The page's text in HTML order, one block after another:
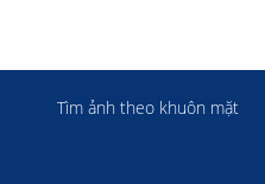
Tìm ảnh theo khuôn mặt